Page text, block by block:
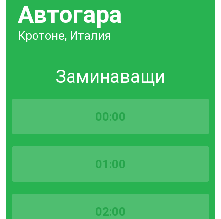
Автогара
Кротоне, Италия
Заминаващи
00:00
01:00
02:00